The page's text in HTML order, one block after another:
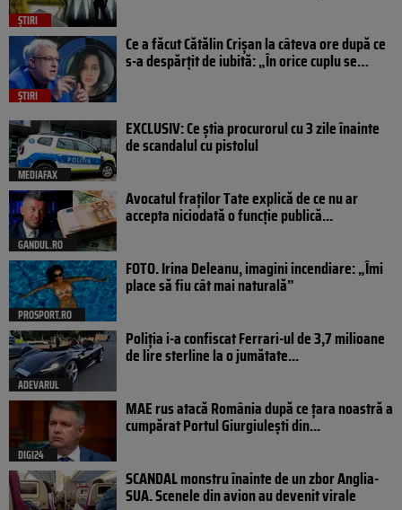
ȘTIRI
ȘTIRI
Ce a făcut Cătălin Crișan la câteva ore după ce
s-a despărțit de iubită: „În orice cuplu se…
MEDIAFAX
EXCLUSIV: Ce știa procurorul cu 3 zile înainte
de scandalul cu pistolul
GANDUL.RO
Avocatul fraților Tate explică de ce nu ar
accepta niciodată o funcție publică...
PROSPORT.RO
FOTO. Irina Deleanu, imagini incendiare: „Îmi
place să fiu cât mai naturală”
ADEVARUL
Poliția i-a confiscat Ferrari-ul de 3,7 milioane
de lire sterline la o jumătate...
DIGI24
MAE rus atacă România după ce țara noastră a
cumpărat Portul Giurgiulești din...
SCANDAL monstru înainte de un zbor Anglia-
SUA. Scenele din avion au devenit virale